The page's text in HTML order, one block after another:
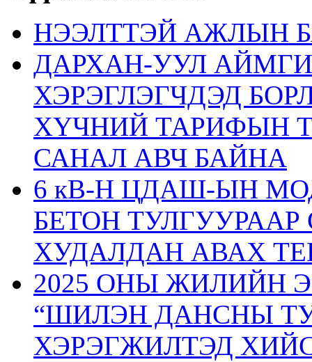
НЭЭЛТТЭЙ АЖЛЫН
ДАРХАН-УУЛ
ХЭРЭГЛЭГЧДЭД
ХҮЧНИЙ ТАРИФЫН
САНАЛ АВЧ БАЙНА
6 кВ-Н ЦДАШ-ЫН
БЕТОН
ХУДАЛДАН АВАХ
2025 ОНЫ ЖИЛИЙН
“ШИЛЭН ДАНСНЫ
ХЭРЭГЖИЛТЭД